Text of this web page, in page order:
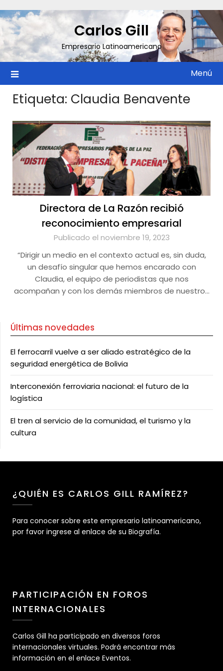
al
contenido
Carlos Gill
Empresario Latinoamericano
Menú
Etiqueta: Claudia Benavente
Directora de La Razón recibió
reconocimiento empresarial
Publicado el noviembre 19, 2023
“Dirigir un medio en el contexto actual es, sin duda,
un desafío singular que hemos encarado con
Claudia, el equipo de periodistas que nos
acompañan y con los demás miembros de nuestro…
Últimas novedades
El ferrocarril vuelve a ser aliado estratégico de la
seguridad energética de Bolivia
Interconexión ferroviaria nacional: el futuro de la
logística
El tren al servicio de la comunidad, el turismo y la
cultura
¿QUIÉN ES CARLOS GILL RAMÍREZ?
Para conocer sobre este empresario latinoamericano,
por favor ingrese al enlace de su Biografía.
PARTICIPACIÓN EN FOROS
INTERNACIONALES
Carlos Gill ha participado en diversos foros
internacionales virtuales. Podrá encontrar más
información en el enlace Eventos.